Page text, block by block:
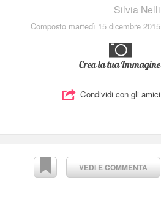
Silvia Nelli
Composto martedì 15 dicembre 2015
Crea la tua Immagine
Condividi con gli amici
VEDI E COMMENTA